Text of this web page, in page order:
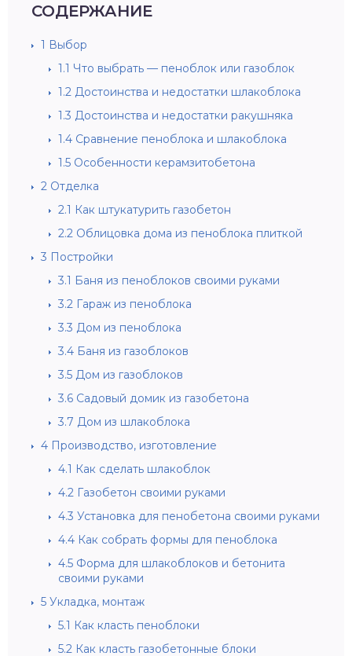
СОДЕРЖАНИЕ
1 Выбор
1.1 Что выбрать — пеноблок или газоблок
1.2 Достоинства и недостатки шлакоблока
1.3 Достоинства и недостатки ракушняка
1.4 Сравнение пеноблока и шлакоблока
1.5 Особенности керамзитобетона
2 Отделка
2.1 Как штукатурить газобетон
2.2 Облицовка дома из пеноблока плиткой
3 Постройки
3.1 Баня из пеноблоков своими руками
3.2 Гараж из пеноблока
3.3 Дом из пеноблока
3.4 Баня из газоблоков
3.5 Дом из газоблоков
3.6 Садовый домик из газобетона
3.7 Дом из шлакоблока
4 Производство, изготовление
4.1 Как сделать шлакоблок
4.2 Газобетон своими руками
4.3 Установка для пенобетона своими руками
4.4 Как собрать формы для пеноблока
4.5 Форма для шлакоблоков и бетонита
своими руками
5 Укладка, монтаж
5.1 Как класть пеноблоки
5.2 Как класть газобетонные блоки